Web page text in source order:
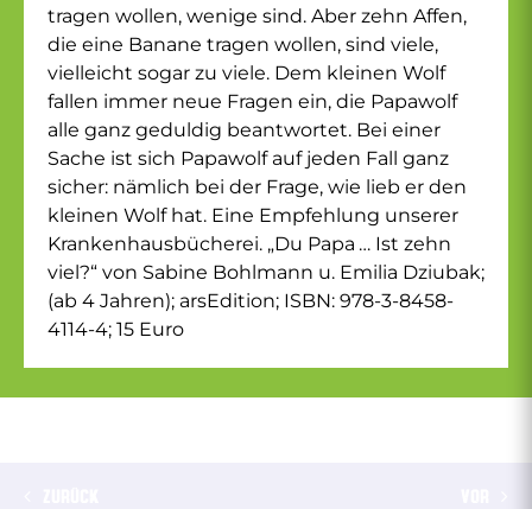
tragen wollen, wenige sind. Aber zehn Affen,
die eine Banane tragen wollen, sind viele,
vielleicht sogar zu viele. Dem kleinen Wolf
fallen immer neue Fragen ein, die Papawolf
alle ganz geduldig beantwortet. Bei einer
Sache ist sich Papawolf auf jeden Fall ganz
sicher: nämlich bei der Frage, wie lieb er den
kleinen Wolf hat. Eine Empfehlung unserer
Krankenhausbücherei. „Du Papa … Ist zehn
viel?“ von Sabine Bohlmann u. Emilia Dziubak;
(ab 4 Jahren); arsEdition; ISBN: 978-3-8458-
4114-4; 15 Euro